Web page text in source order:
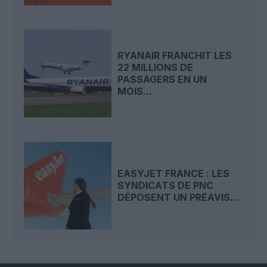
RYANAIR FRANCHIT LES
22 MILLIONS DE
PASSAGERS EN UN
MOIS...
EASYJET FRANCE : LES
SYNDICATS DE PNC
DÉPOSENT UN PRÉAVIS...